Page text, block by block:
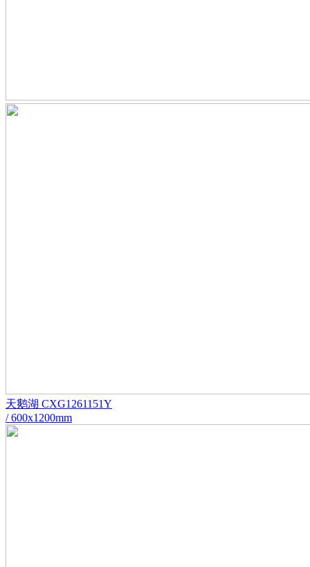
天鹅湖 CXG1261151Y
/ 600x1200mm